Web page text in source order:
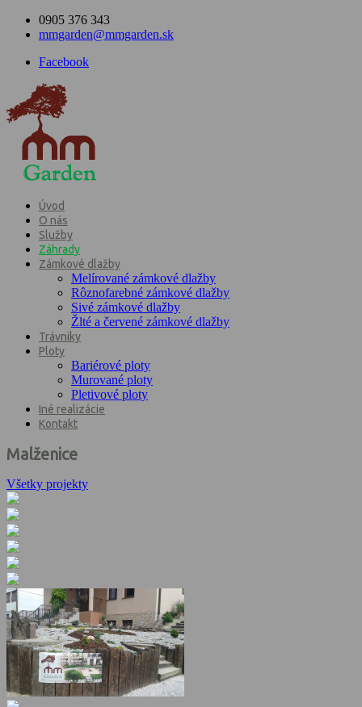
0905 376 343
mmgarden@mmgarden.sk
Facebook
Úvod
O nás
Služby
Záhrady
Zámkové dlažby
Melírované zámkové dlažby
Rôznofarebné zámkové dlažby
Sivé zámkové dlažby
Žlté a červené zámkové dlažby
Trávniky
Ploty
Bariérové ploty
Murované ploty
Pletivové ploty
Iné realizácie
Kontakt
Malženice
Všetky projekty